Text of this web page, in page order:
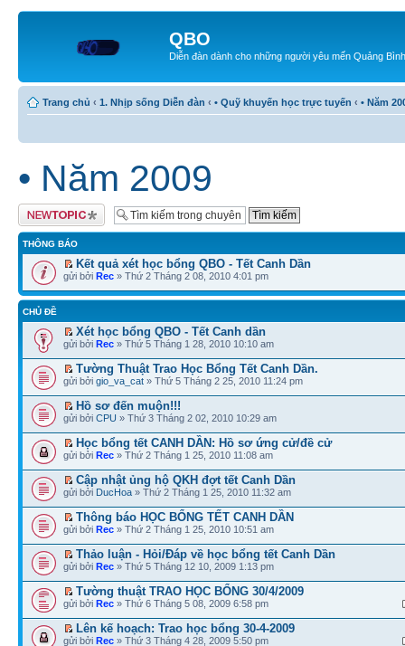
QBO
Diễn đàn dành cho những người yêu mến Quảng Bình
Trang chủ ‹ 1. Nhịp sống Diễn đàn ‹ • Quỹ khuyến học trực tuyến ‹ • Năm
• Năm 2009
Tạo chủ đề mới
THÔNG BÁO
Kết quả xét học bổng QBO - Tết Canh Dần
gửi bởi Rec » Thứ 2 Tháng 2 08, 2010 4:01 pm
CHỦ ĐỀ
Xét học bổng QBO - Tết Canh dần
gửi bởi Rec » Thứ 5 Tháng 1 28, 2010 10:10 am
Tường Thuật Trao Học Bổng Tết Canh Dần.
gửi bởi gio_va_cat » Thứ 5 Tháng 2 25, 2010 11:24 pm
Hồ sơ đến muộn!!!
gửi bởi CPU » Thứ 3 Tháng 2 02, 2010 10:29 am
Học bổng tết CANH DẦN: Hồ sơ ứng cử/đề cử
gửi bởi Rec » Thứ 2 Tháng 1 25, 2010 11:08 am
Cập nhật ủng hộ QKH đợt tết Canh Dần
gửi bởi DucHoa » Thứ 2 Tháng 1 25, 2010 11:32 am
Thông báo HỌC BỔNG TẾT CANH DẦN
gửi bởi Rec » Thứ 2 Tháng 1 25, 2010 10:51 am
Thảo luận - Hỏi/Đáp về học bổng tết Canh Dần
gửi bởi Rec » Thứ 5 Tháng 12 10, 2009 1:13 pm
Tường thuật TRAO HỌC BỔNG 30/4/2009
gửi bởi Rec » Thứ 6 Tháng 5 08, 2009 6:58 pm
Lên kế hoạch: Trao học bổng 30-4-2009
gửi bởi Rec » Thứ 3 Tháng 4 28, 2009 5:50 pm